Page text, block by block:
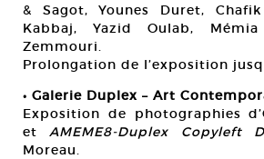
& Sagot, Younes Duret,
Kabbaj, Yazid Oulab,
Zemmouri.
Prolongation de l’exposition
• Galerie Duplex – Art
Exposition de photographies
etAMEME8-Duplex Copyleft
Moreau.